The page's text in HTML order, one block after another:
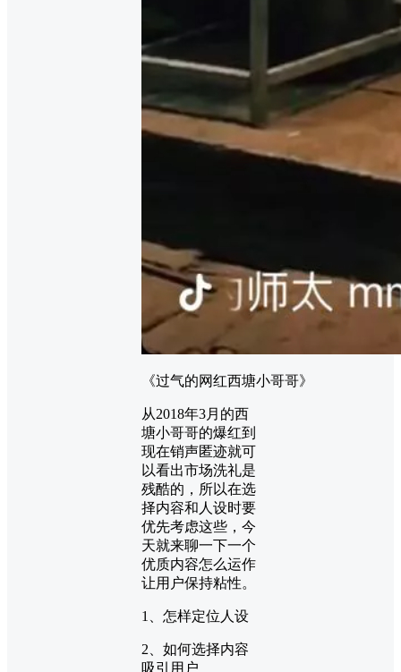
《过气的网红西塘小哥哥》
从2018年3月的西
塘小哥哥的爆红到
现在销声匿迹就可
以看出市场洗礼是
残酷的，所以在选
择内容和人设时要
优先考虑这些，今
天就来聊一下一个
优质内容怎么运作
让用户保持粘性。
1、怎样定位人设
2、如何选择内容
吸引用户